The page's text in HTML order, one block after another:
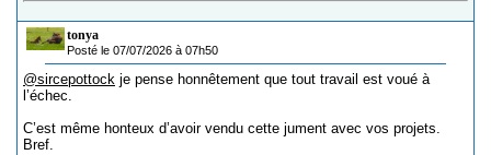
tonya
Posté le 07/07/2026 à 07h50
@sircepottock je pense honnêtement que tout travail est voué à
l’échec.
C’est même honteux d’avoir vendu cette jument avec vos projets.
Bref.